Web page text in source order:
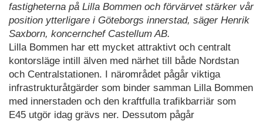
fastigheterna på Lilla Bommen och förvärvet stärker vår
position ytterligare i Göteborgs innerstad, säger Henrik
Saxborn, koncernchef Castellum AB.
Lilla Bommen har ett mycket attraktivt och centralt
kontorsläge intill älven med närhet till både Nordstan
och Centralstationen. I närområdet pågår viktiga
infrastrukturåtgärder som binder samman Lilla Bommen
med innerstaden och den kraftfulla trafikbarriär som
E45 utgör idag grävs ner. Dessutom pågår